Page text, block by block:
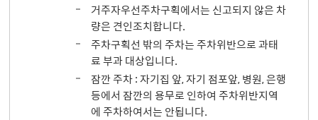
거주자우선주차구획에서는 신고되지 않은 차
량은 견인조치합니다.
주차구획선 밖의 주차는 주차위반으로 과태
료 부과 대상입니다.
잠깐 주차 : 자기집 앞, 자기 점포앞, 병원, 은행
등에서 잠깐의 용무로 인하여 주차위반지역
에 주차하여서는 안됩니다.